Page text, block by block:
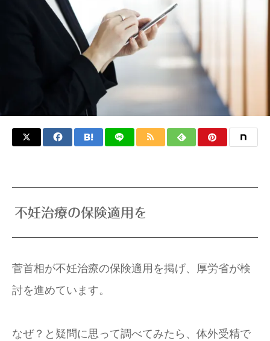
不妊治療の保険適用を
菅首相が不妊治療の保険適用を掲げ、厚労省が検
討を進めています。
なぜ？と疑問に思って調べてみたら、体外受精で